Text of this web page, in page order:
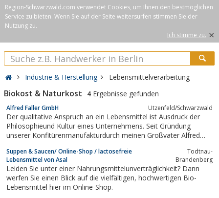
Region-Schwarzwald.com verwendet Cookies, um Ihnen den bestmöglichen
Service zu bieten. Wenn Sie auf der Seite weitersurfen stimmen Sie der
Nutzung zu.
Ich stimme zu. ×
Industrie & Herstellung Lebensmittelverarbeitung
Biokost & Naturkost 4 Ergebnisse gefunden
Alfred Faller GmbH Utzenfeld/Schwarzwald
Der qualitative Anspruch an ein Lebensmittel ist Ausdruck der
Philosophieund Kultur eines Unternehmens. Seit Gründung
unserer Konfitürenmanufakturdurch meinen Großvater Alfred
Suppen & Saucen/ Online-Shop / lactosefreie
Lebensmittel von Asal
Todtnau-
Brandenberg
Leiden Sie unter einer Nahrungsmittelunverträglichkeit? Dann
werfen Sie einen Blick auf die vielfältigen, hochwertigen Bio-
Lebensmittel hier im Online-Shop.